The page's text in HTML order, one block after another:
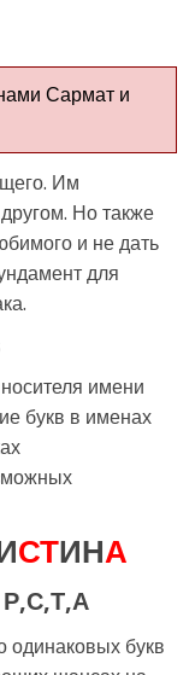
Сармат и
Им
Но также
и не дать
для
имени
букв в именах
СТИНА
Р,С,Т,А
одинаковых букв